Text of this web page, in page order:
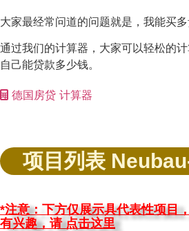
大家最经常问道的问题就是，我能买
通过我们的计算器，大家可以轻松的
自己能贷款多少钱。
德国房贷 计算器
项目列表
*注意：下方仅展示具代表性项目
有兴趣，请 点击这里